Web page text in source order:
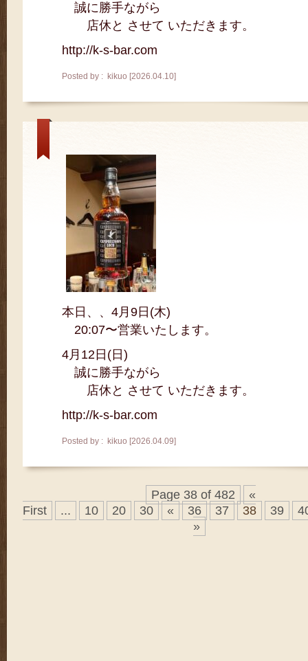
誠に勝手ながら
店休と させて いただきます。
http://k-s-bar.com
Posted by : kikuo [2026.04.10]
本日、、4月9日(木)
20:07〜営業いたします。
4月12日(日)
誠に勝手ながら
店休と させて いただきます。
http://k-s-bar.com
Posted by : kikuo [2026.04.09]
Page 38 of 482
«
First
... 10 20 30 « 36 37 38 39
»